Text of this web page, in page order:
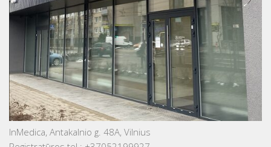
InMedica, Antakalnio g. 48A, Vilnius